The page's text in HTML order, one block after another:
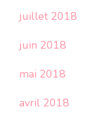
juillet 2018
juin 2018
mai 2018
avril 2018